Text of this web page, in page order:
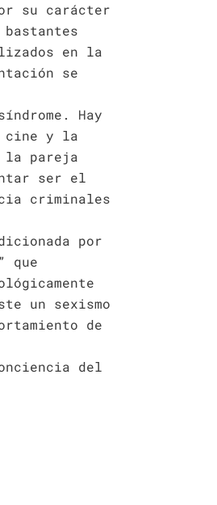
su carácter
en la
se
Hay
cine y la
la pareja
ser el
criminales
por
que
un sexismo
de
del